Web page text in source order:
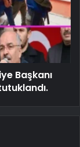
Başkanı